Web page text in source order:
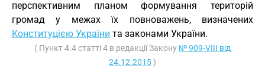
перспективним планом формування територій
громад у межах їх повноважень, визначених
Конституцією України та законами України.
( Пункт 4.4 статті 4 в редакції Закону № 909-VIII від
24.12.2015)